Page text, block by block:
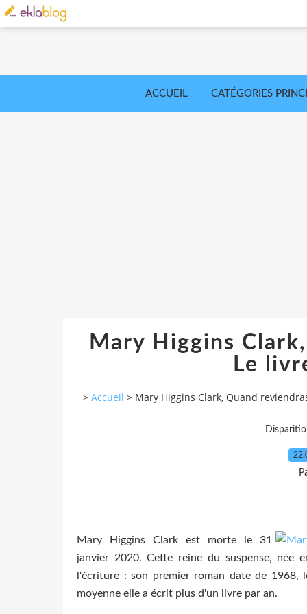
ACCUEIL CATÉGORIES
Mary Higgins
Le
> Accueil > Mary Higgins Clark, Quand
Mary Higgins Clark est morte le 31
janvier 2020. Cette reine du suspense, née
l'écriture : son premier roman date de 1968,
moyenne elle a écrit plus d'un livre par an.